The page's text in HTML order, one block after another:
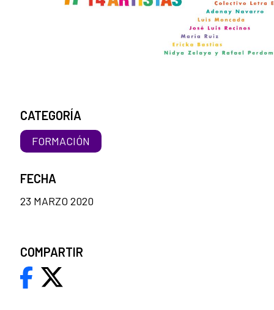
CATEGORÍA
FORMACIÓN
FECHA
23 MARZO 2020
COMPARTIR